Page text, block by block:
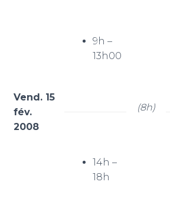
Vend. 15
fév.
2008
9h –
13h00
(8h)
14h –
18h